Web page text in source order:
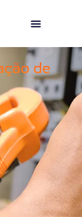
de